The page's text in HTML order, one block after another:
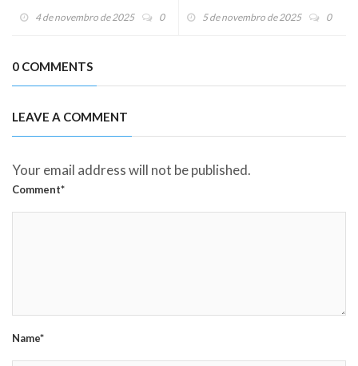
4 de novembro de 2025 0 5 de novembro de 2025 0
0 COMMENTS
LEAVE A COMMENT
Your email address will not be published.
Comment*
Name*